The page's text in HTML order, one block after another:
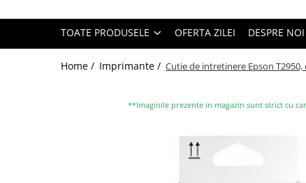
Imprimante cu jetTOATE PRODUSELE OFERTA ZILEI DESPRE NOI
Home / Imprimante / Cutie de intretinere Epson T2950,
**Imaginile prezente in magazin sunt strict cu